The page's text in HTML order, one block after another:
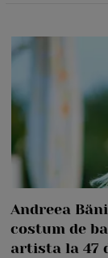
Andreea
costum de
artista la 47